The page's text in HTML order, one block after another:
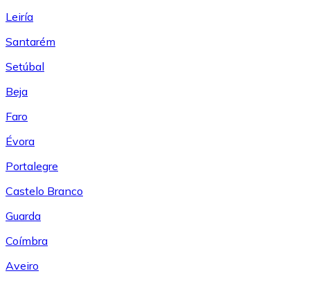
Leiría
Santarém
Setúbal
Beja
Faro
Évora
Portalegre
Castelo Branco
Guarda
Coímbra
Aveiro